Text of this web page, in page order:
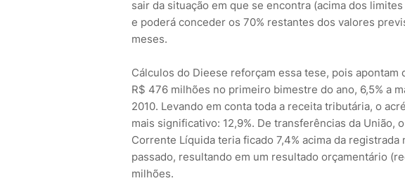
sair da situação em que se encontra (acima dos
e poderá conceder os 70% restantes dos valores
meses.
Cálculos do Dieese reforçam essa tese, pois apontam
R$ 476 milhões no primeiro bimestre do ano, 6,5% a
2010. Levando em conta toda a receita tributária, o
mais significativo: 12,9%. De transferências da União,
Corrente Líquida teria ficado 7,4% acima da
passado, resultando em um resultado orçamentário
milhões.